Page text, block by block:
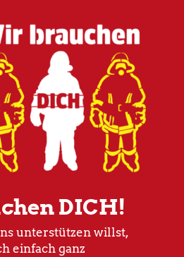
DICH!
unterstützen willst,
einfach ganz